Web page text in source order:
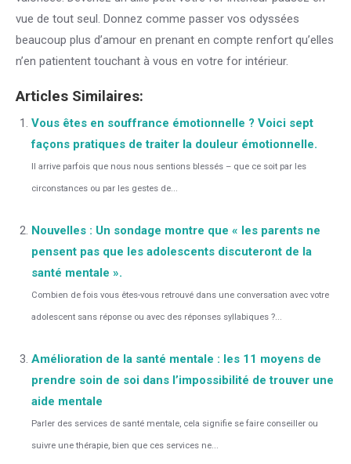
vue de tout seul. Donnez comme passer vos odyssées
beaucoup plus d’amour en prenant en compte renfort qu’elles
n’en patientent touchant à vous en votre for intérieur.
Articles Similaires:
Vous êtes en souffrance émotionnelle ? Voici sept
façons pratiques de traiter la douleur émotionnelle.
Il arrive parfois que nous nous sentions blessés – que ce soit par les
circonstances ou par les gestes de...
Nouvelles : Un sondage montre que « les parents ne
pensent pas que les adolescents discuteront de la
santé mentale ».
Combien de fois vous êtes-vous retrouvé dans une conversation avec votre
adolescent sans réponse ou avec des réponses syllabiques ?...
Amélioration de la santé mentale : les 11 moyens de
prendre soin de soi dans l’impossibilité de trouver une
aide mentale
Parler des services de santé mentale, cela signifie se faire conseiller ou
suivre une thérapie, bien que ces services ne...